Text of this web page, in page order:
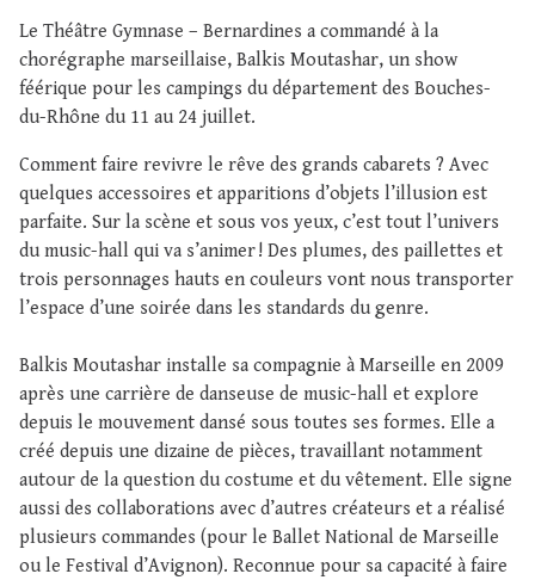
Le Théâtre Gymnase – Bernardines a commandé à la
chorégraphe marseillaise, Balkis Moutashar, un show
féérique pour les campings du département des Bouches-
du-Rhône du 11 au 24 juillet.
Comment faire revivre le rêve des grands cabarets ? Avec
quelques accessoires et apparitions d’objets l’illusion est
parfaite. Sur la scène et sous vos yeux, c’est tout l’univers
du music-hall qui va s’animer ! Des plumes, des paillettes et
trois personnages hauts en couleurs vont nous transporter
l’espace d’une soirée dans les standards du genre.
Balkis Moutashar installe sa compagnie à Marseille en 2009
après une carrière de danseuse de music-hall et explore
depuis le mouvement dansé sous toutes ses formes. Elle a
créé depuis une dizaine de pièces, travaillant notamment
autour de la question du costume et du vêtement. Elle signe
aussi des collaborations avec d’autres créateurs et a réalisé
plusieurs commandes (pour le Ballet National de Marseille
ou le Festival d’Avignon). Reconnue pour sa capacité à faire